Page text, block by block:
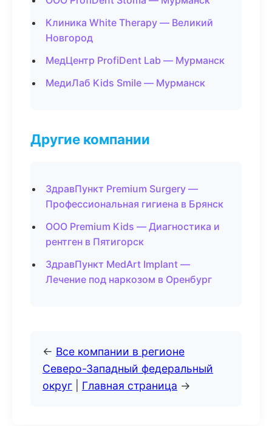
Клиника White Therapy — Великий
Новгород
МедЦентр ProfiDent Lab — Мурманск
МедиЛаб Kids Smile — Мурманск
Другие компании
ЗдравПункт Premium Surgery —
Профессиональная гигиена в Брянск
ООО Premium Kids — Диагностика и
рентген в Пятигорск
ЗдравПункт MedArt Implant —
Лечение под наркозом в Оренбург
← Все компании в регионе
Северо-Западный федеральный
округ
Главная страница →